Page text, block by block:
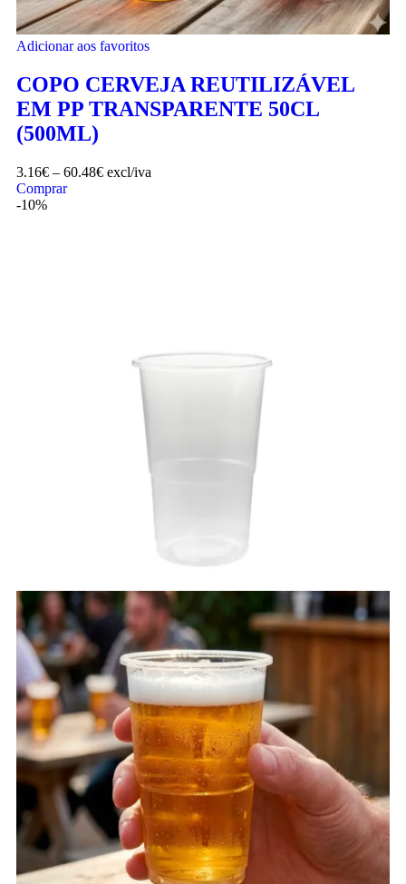
Adicionar aos favoritos
COPO CERVEJA REUTILIZÁVEL
EM PP TRANSPARENTE 50CL
(500ML)
3.16€ – 60.48€ excl/iva
Comprar
-10%